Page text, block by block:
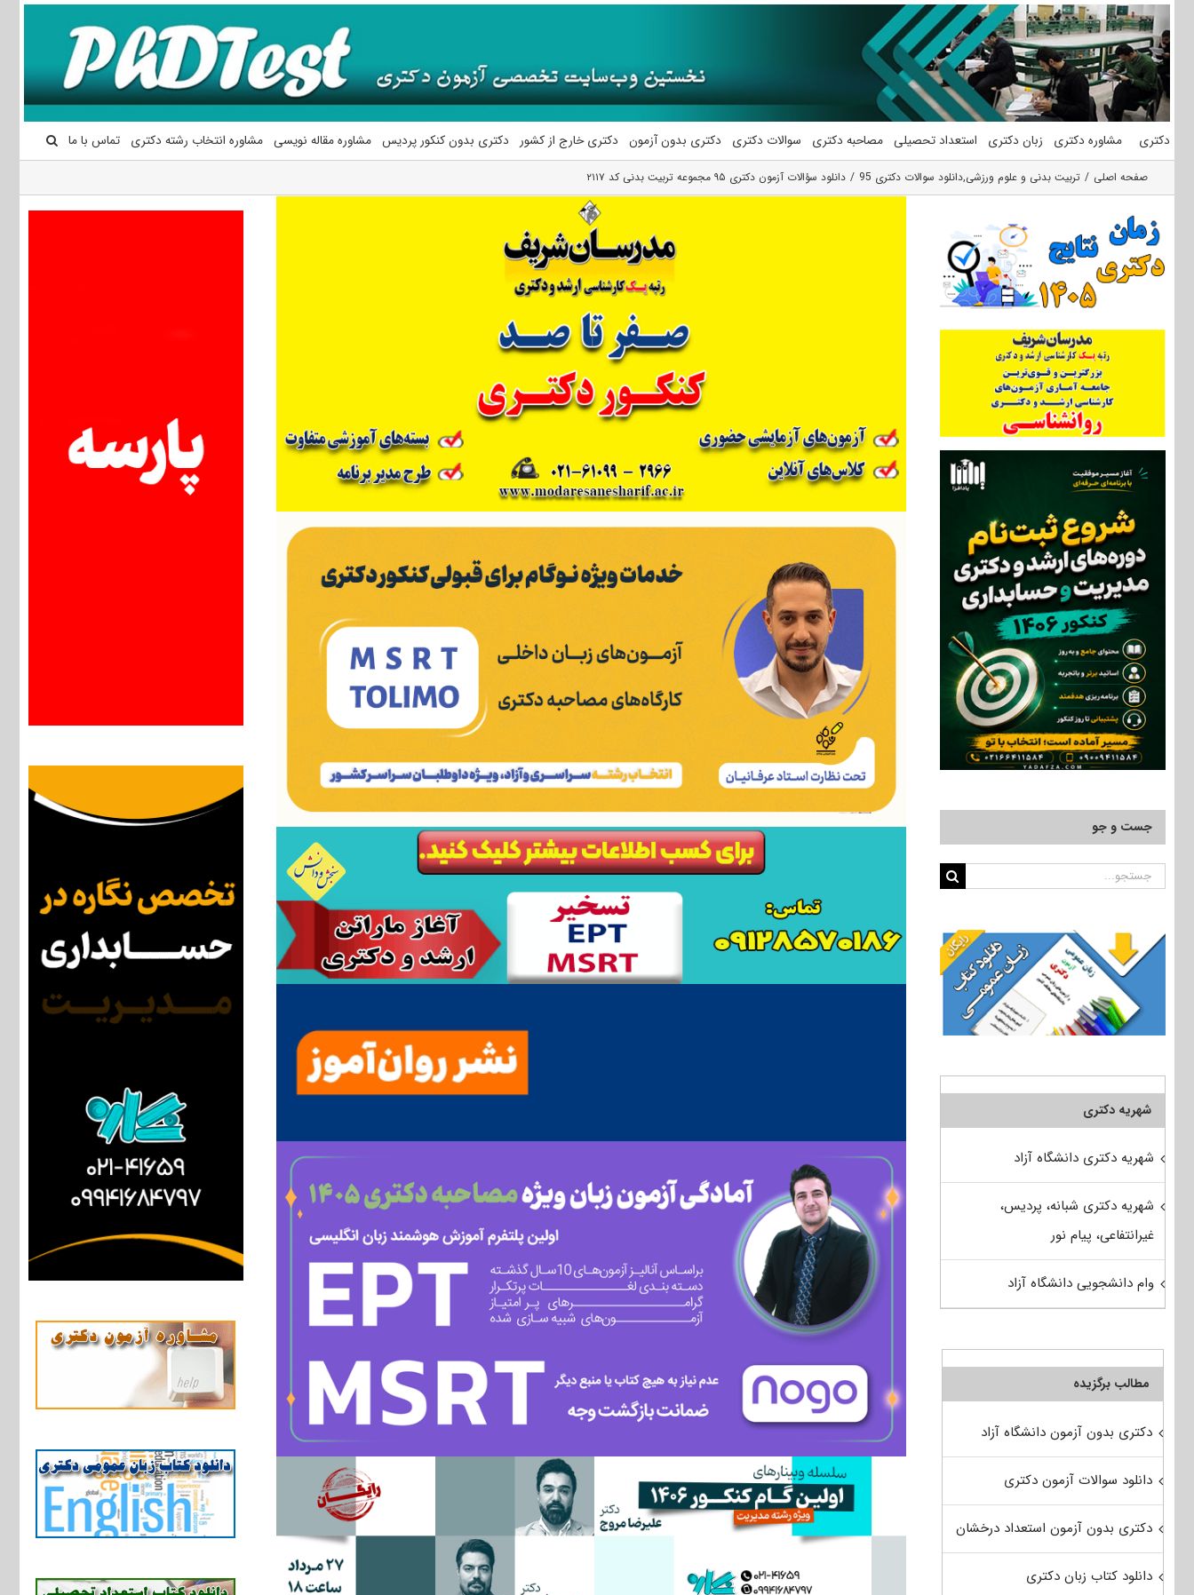
محتوا
دکتری مشاوره دکتری زبان دکتری استعداد تحصیلی مصاحبه دکتری سوالات دکتری دکتری بدون آزمون دکتری خارج از کشور دکتری بدون کنکور پردیس مشاوره مقاله نویسی مشاوره انتخاب رشته دکتری تماس با ما
صفحه اصلی تربیت بدنی و علوم ورزشی,دانلود سوالات دکتری 95 دانلود سؤالات آزمون دکتری ۹۵ مجموعه تربیت بدنی کد ۲۱۱۷
جست و جو
جستجو
شهریه دکتری
شهریه دکتری دانشگاه آزاد
شهریه دکتری شبانه، پردیس،
غیرانتفاعی، پیام نور
وام دانشجویی دانشگاه آزاد
مطالب برگزیده
دکتری بدون آزمون دانشگاه آزاد
دانلود سوالات آزمون دکتری
دکتری بدون آزمون استعداد درخشان
دانلود کتاب زبان دکتری